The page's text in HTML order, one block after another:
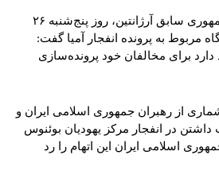
کریستینا کرشنر، رییس‌جمهوری سابق آرژانتین، روز پنج‌شنبه ۲۶
مربوط به پرونده انفجار آمیا گفت:
برای مخالفان خود پرونده‌سازی
از رهبران جمهوری اسلامی ایران و
در انفجار مرکز یهودیان بوئنوس
اسلامی ایران این اتهام را رد